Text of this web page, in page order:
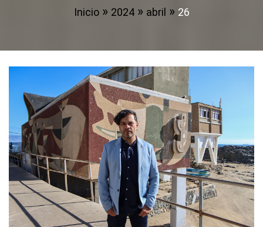
Inicio 2024 abril 26